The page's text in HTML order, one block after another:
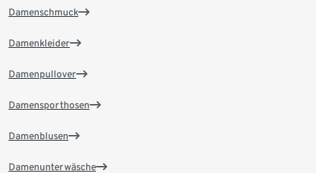
Damenschmuck
Damenkleider
Damenpullover
Damensporthosen
Damenblusen
Damenunterwäsche